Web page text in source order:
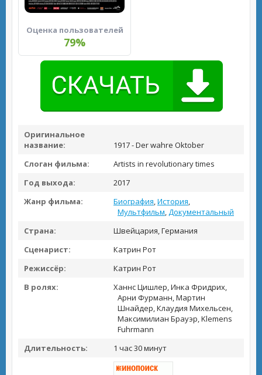
Оценка пользователей
79%
Оригинальное
название:
1917 - Der wahre Oktober
Слоган фильма:
Artists in revolutionary times
Год выхода:
2017
Жанр фильма:
Биография,История,
Мультфильм,Документальный
Страна:
Швейцария, Германия
Сценарист:
Катрин Рот
Режиссёр:
Катрин Рот
В ролях:
Ханнс Цишлер, Инка Фридрих,
Арни Фурманн, Мартин
Шнайдер, Клаудия Михельсен,
Максимилиан Брауэр, Klemens
Fuhrmann
Длительность:
1 час 30 минут